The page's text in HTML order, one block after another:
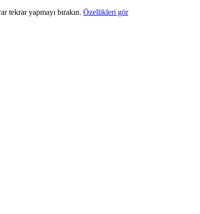
tekrar yapmayı bırakın. Özellikleri gör